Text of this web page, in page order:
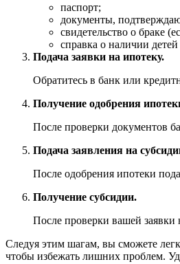
паспорт;
документы,
свидетельство о браке
справка о наличии
Подача заявки на ипотеку.
Обратитесь в банк или
Получение одобрения
После проверки документов
Подача заявления на
После одобрения ипотеки
Получение субсидии.
После проверки вашей
Следуя этим шагам, вы сможете
чтобы избежать лишних проблем.